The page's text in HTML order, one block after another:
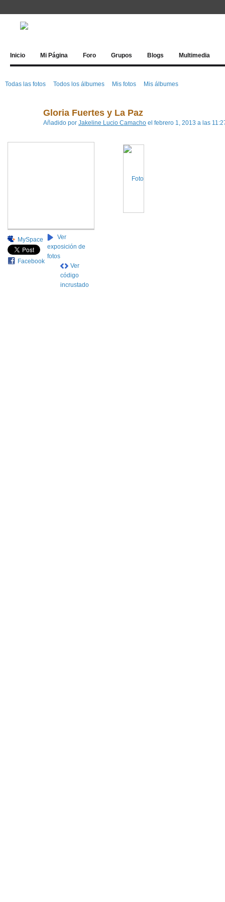
Inicio Mi Página Foro Grupos Blogs Multimedia
Todas las fotos Todos los álbumes Mis fotos Mis álbumes
Gloria Fuertes y La Paz
Añadido por Jakeline Lucio Camacho el febrero 1, 2013 a las
MySpace
Facebook
Ver
exposición de
fotos
Ver
código
incrustado